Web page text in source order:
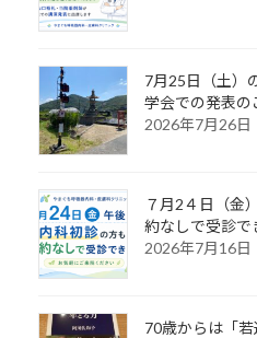
7月25日（土）
学会での発表の
2026年7月26日
７月2４日（金
約なしで受診で
2026年7月16日
70歳からは「